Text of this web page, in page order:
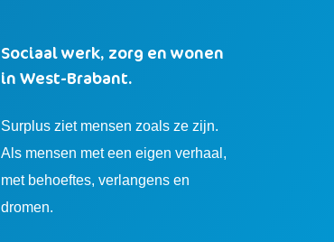
Sociaal werk, zorg en wonen
in West-Brabant.
Surplus ziet mensen zoals ze zijn.
Als mensen met een eigen verhaal,
met behoeftes, verlangens en
dromen.